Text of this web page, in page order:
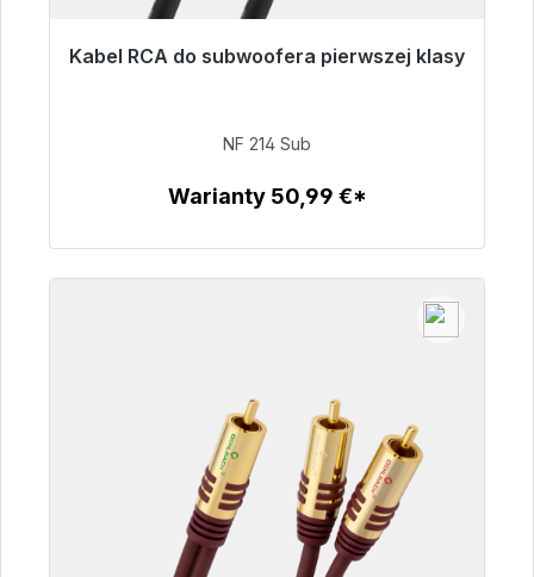
Kabel RCA do subwoofera pierwszej klasy
Gotowy do natychmiastowej wysyłki, czas
94,00 €
NF 214 Sub
Warianty 50,99 €*